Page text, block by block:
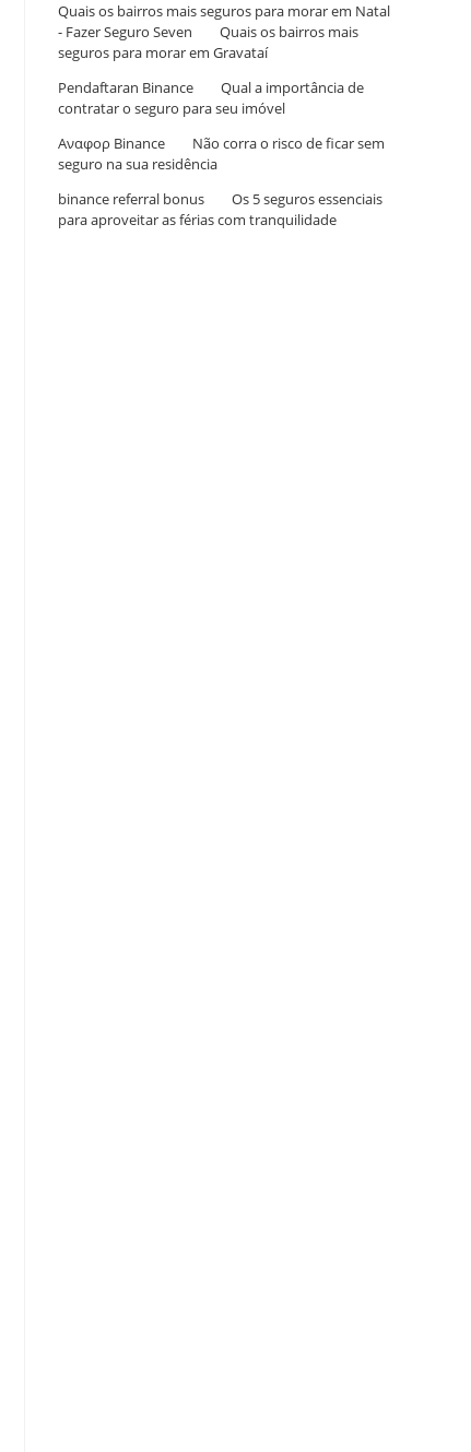
Quais os bairros mais seguros para morar em Natal
- Fazer Seguro Seven
Quais os bairros mais
seguros para morar em Gravataí
Pendaftaran Binance
Qual a importância de
contratar o seguro para seu imóvel
Αναφορ Binance
Não corra o risco de ficar sem
seguro na sua residência
binance referral bonus
Os 5 seguros essenciais
para aproveitar as férias com tranquilidade